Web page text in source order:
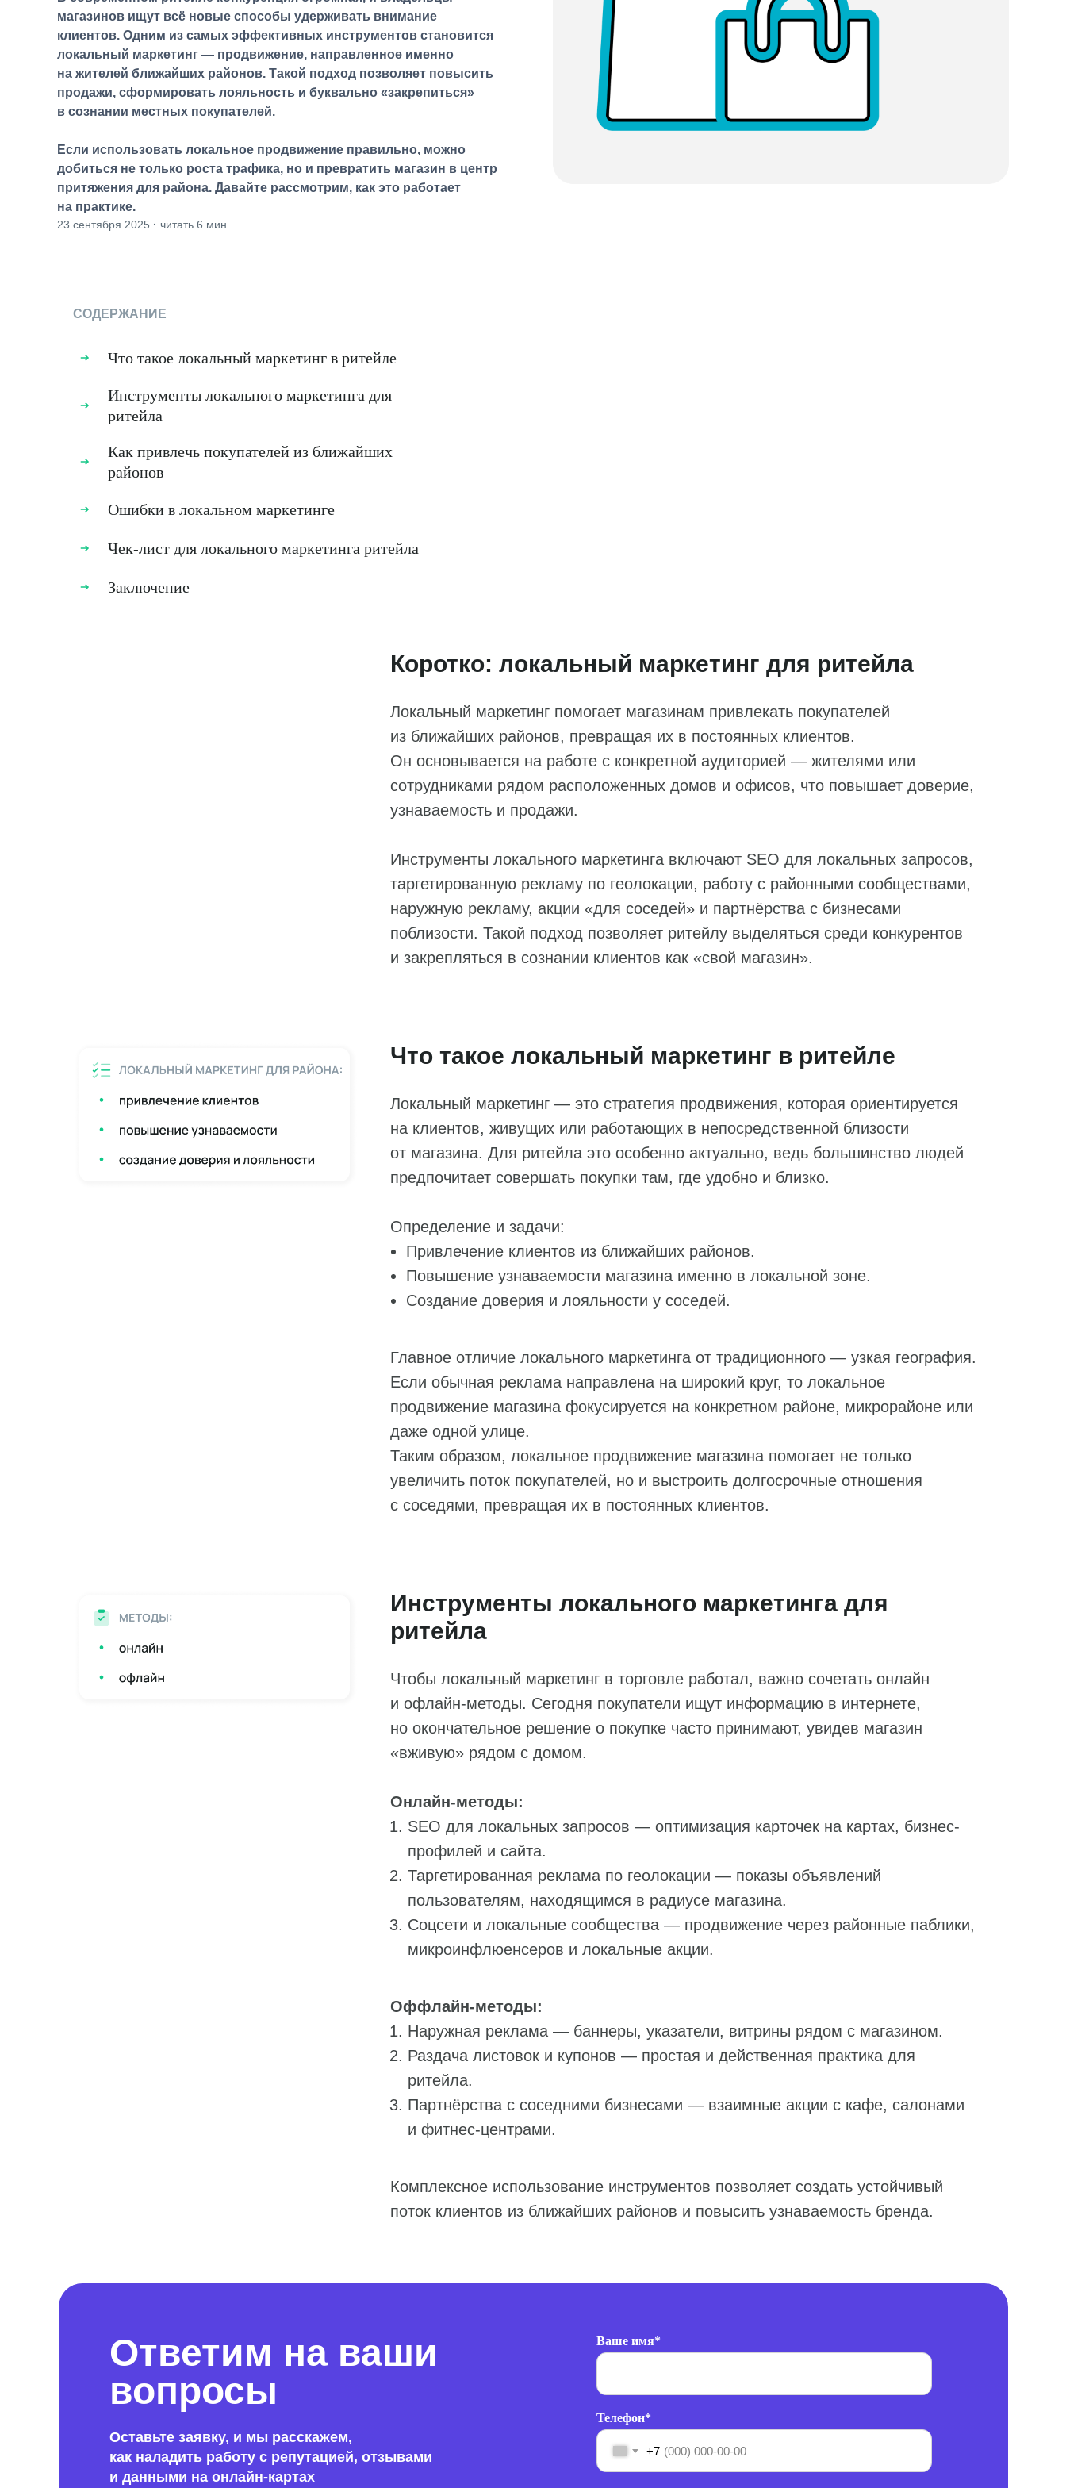
магазинов ищут всё новые способы удерживать внимание
клиентов. Одним из самых эффективных инструментов становится
локальный маркетинг — продвижение, направленное именно
на жителей ближайших районов. Такой подход позволяет повысить
продажи, сформировать лояльность и буквально «закрепиться»
в сознании местных покупателей.
Если использовать локальное продвижение правильно, можно
добиться не только роста трафика, но и превратить магазин в центр
притяжения для района. Давайте рассмотрим, как это работает
на практике.
23 сентября 2025 · читать 6 мин
СОДЕРЖАНИЕ
Что такое локальный маркетинг в ритейле
Инструменты локального маркетинга для
ритейла
Как привлечь покупателей из ближайших
районов
Ошибки в локальном маркетинге
Чек-лист для локального маркетинга ритейла
Заключение
Коротко: локальный маркетинг для ритейла
Локальный маркетинг помогает магазинам привлекать покупателей
из ближайших районов, превращая их в постоянных клиентов.
Он основывается на работе с конкретной аудиторией — жителями или
сотрудниками рядом расположенных домов и офисов, что повышает доверие,
узнаваемость и продажи.
Инструменты локального маркетинга включают SEO для локальных запросов,
таргетированную рекламу по геолокации, работу с районными сообществами,
наружную рекламу, акции «для соседей» и партнёрства с бизнесами
поблизости. Такой подход позволяет ритейлу выделяться среди конкурентов
и закрепляться в сознании клиентов как «свой магазин».
Что такое локальный маркетинг в ритейле
Локальный маркетинг — это стратегия продвижения, которая ориентируется
на клиентов, живущих или работающих в непосредственной близости
от магазина. Для ритейла это особенно актуально, ведь большинство людей
предпочитает совершать покупки там, где удобно и близко.
Определение и задачи:
Привлечение клиентов из ближайших районов.
Повышение узнаваемости магазина именно в локальной зоне.
Создание доверия и лояльности у соседей.
Главное отличие локального маркетинга от традиционного — узкая география.
Если обычная реклама направлена на широкий круг, то локальное
продвижение магазина фокусируется на конкретном районе, микрорайоне или
даже одной улице.
Таким образом, локальное продвижение магазина помогает не только
увеличить поток покупателей, но и выстроить долгосрочные отношения
с соседями, превращая их в постоянных клиентов.
Инструменты локального маркетинга для
ритейла
Чтобы локальный маркетинг в торговле работал, важно сочетать онлайн
и офлайн-методы. Сегодня покупатели ищут информацию в интернете,
но окончательное решение о покупке часто принимают, увидев магазин
«вживую» рядом с домом.
Онлайн-методы:
SEO для локальных запросов — оптимизация карточек на картах, бизнес-
профилей и сайта.
Таргетированная реклама по геолокации — показы объявлений
пользователям, находящимся в радиусе магазина.
Соцсети и локальные сообщества — продвижение через районные паблики,
микроинфлюенсеров и локальные акции.
Оффлайн-методы:
Наружная реклама — баннеры, указатели, витрины рядом с магазином.
Раздача листовок и купонов — простая и действенная практика для
ритейла.
Партнёрства с соседними бизнесами — взаимные акции с кафе, салонами
и фитнес-центрами.
Комплексное использование инструментов позволяет создать устойчивый
поток клиентов из ближайших районов и повысить узнаваемость бренда.
Ответим на ваши
вопросы
Ваше имя*
Телефон*
+7
Оставьте заявку, и мы расскажем,
как наладить работу с репутацией, отзывами
и данными на онлайн-картах